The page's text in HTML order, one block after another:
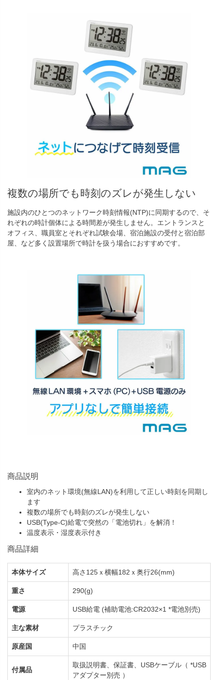
複数の場所でも時刻のズレが発生しない
施設内のひとつのネットワーク時刻情報(NTP)に同期するので、そ
れぞれの時計個体による時間差が発生しません。エントランスと
オフィス、職員室とそれぞれ試験会場、宿泊施設の受付と宿泊部
屋、など多く設置場所で時計を扱う場合におすすめです。
商品説明
室内のネット環境(無線LAN)を利用して正しい時刻を同期し
ます
複数の場所でも時刻のズレが発生しない
USB(Type-C)給電で突然の「電池切れ」を解消！
温度表示・湿度表示付き
商品詳細
本体サイズ 高さ125ｘ横幅182ｘ奥行26(mm)
重さ 290(g)
電源 USB給電 (補助電池:CR2032×1 *電池別売)
主な素材 プラスチック
原産国 中国
付属品
取扱説明書、保証書、USBケーブル（ *USB
アダプター別売 ）